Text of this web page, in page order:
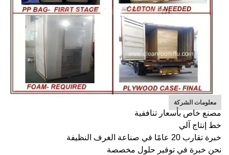
معلومات الشركة
مصنع خاص بأسعار تناففية
خط إنتاج آلي
خبرة تقارب 20 عامًا في صناعة الغرف النظيفة
نحن خبرة في توفير حلول مخصصة